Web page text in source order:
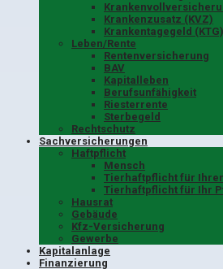
Krankenzusatz (KVZ)
Krankentagegeld (KTG)
Leben/Rente
Rentenversicherung
BAV
Kapitalleben
Berufsunfähigkeit
Riesterrente
Sterbegeld
Rechtschutz
Sachversicherungen
Haftpflicht
Mensch
Tierhaftpflicht für
Tierhaftpflicht für Ihr
Hausrat
Gebäude
Kfz-Versicherung
Gewerbe
Kapitalanlage
Finanzierung